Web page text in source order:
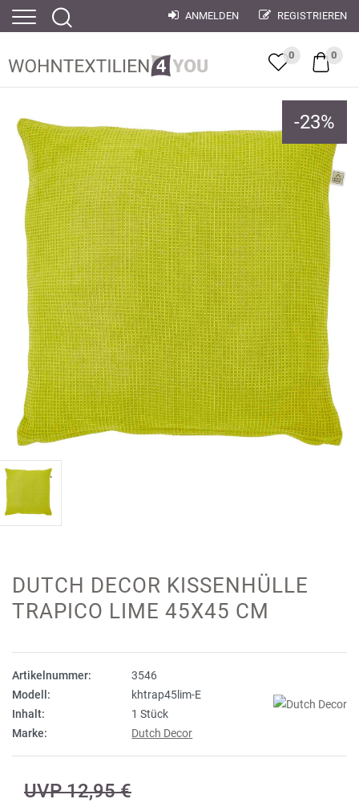
ANMELDEN REGISTRIEREN
0 0
-23%
DUTCH DECOR KISSENHÜLLE
TRAPICO LIME 45X45 CM
Artikelnummer:
3546
Modell:
khtrap45lim-E
Inhalt:
1 Stück
Marke:
Dutch Decor
UVP 12,95 €